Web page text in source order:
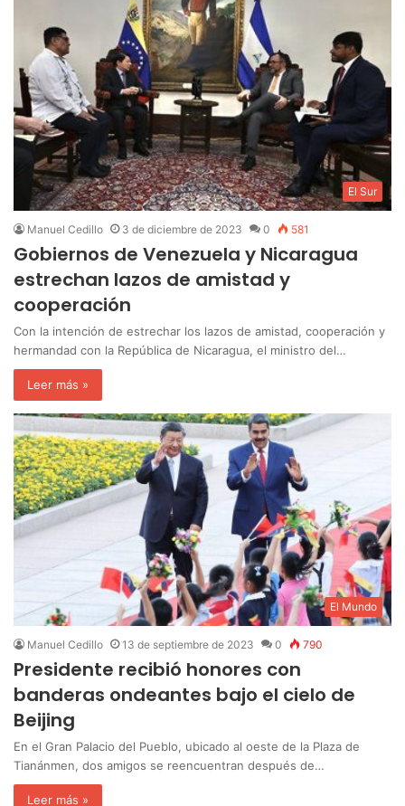
El Sur
Manuel Cedillo 3 de diciembre de 2023 0 581
Gobiernos de Venezuela y Nicaragua
estrechan lazos de amistad y
cooperación
Con la intención de estrechar los lazos de amistad, cooperación y
hermandad con la República de Nicaragua, el ministro del…
Leer más »
El Mundo
Manuel Cedillo 13 de septiembre de 2023 0 790
Presidente recibió honores con
banderas ondeantes bajo el cielo de
Beijing
En el Gran Palacio del Pueblo, ubicado al oeste de la Plaza de
Tianánmen, dos amigos se reencuentran después de…
Leer más »